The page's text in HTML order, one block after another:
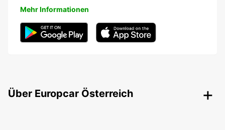
Mehr Informationen
Über Europcar Österreich